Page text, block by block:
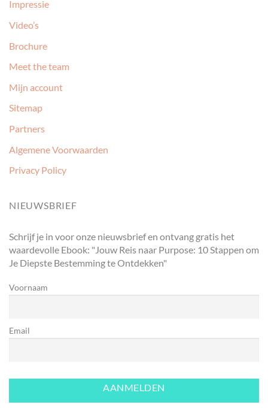
Impressie
Video’s
Brochure
Meet the team
Mijn account
Sitemap
Partners
Algemene Voorwaarden
Privacy Policy
NIEUWSBRIEF
Schrijf je in voor onze nieuwsbrief en ontvang gratis het
waardevolle Ebook: "Jouw Reis naar Purpose: 10 Stappen om
Je Diepste Bestemming te Ontdekken"
Voornaam
Email